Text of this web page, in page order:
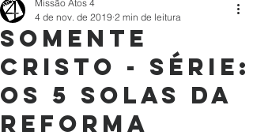
Somente
Cristo - Série:
Os 5 Solas da
Reforma
Missão Atos 4
4 de nov. de 2019 2 min de leitura